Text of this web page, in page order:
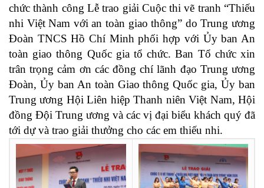
chức thành công Lễ trao giải Cuộc thi vẽ tranh “Thiếu
nhi Việt Nam với an toàn giao thông” do Trung ương
Đoàn TNCS Hồ Chí Minh phối hợp với Ủy ban An
toàn giao thông Quốc gia tổ chức. Ban Tổ chức xin
trân trọng cảm ơn các đồng chí lãnh đạo Trung ương
Đoàn, Ủy ban An toàn Giao thông Quốc gia, Ủy ban
Trung ương Hội Liên hiệp Thanh niên Việt Nam, Hội
đồng Đội Trung ương và các vị đại biểu khách quý đã
tới dự và trao giải thưởng cho các em thiếu nhi.